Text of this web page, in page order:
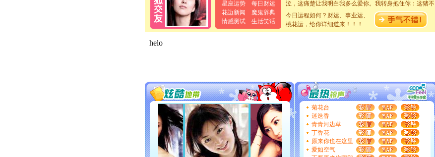
星座运势
每日财运
花边新闻
魔鬼辞典
情感测试
生活笑话
卖了。水晶之恋祝你新年快乐。
[春节]风柔雨润好月圆，半岛铁盒伴身边，每日尽显开心
颜！冬去春来似水如烟，劳碌人生需尽欢！听一曲轻歌，
道一声平安！新年吉祥万事如愿
要平安！千万要知足！千万不要忘记我！
[圣诞节]不只这样的日子才会想起你,而是这样的日子才
能正大光明地骚扰你,告诉你,圣诞要快乐!新年要快乐!天
天都要快乐噢!
[圣诞节]奉上一颗祝福的心,在这个特别的日子里,愿幸福,
如意,快乐,鲜花,一切美好的祝愿与你同在.圣诞快乐!
[元旦]
看到你我会触电；看不到你我要充电；没有你我会
断电。爱你是我职业，想你是我事业，抱你是我特长，吻
你是我专业！水晶之恋祝你新年快乐
今日运程如何？财运、事业运、
桃花运，给你详细道来！！！
菊花台
迷迭香
青青河边草
丁香花
原来你也在这里
爱如空气